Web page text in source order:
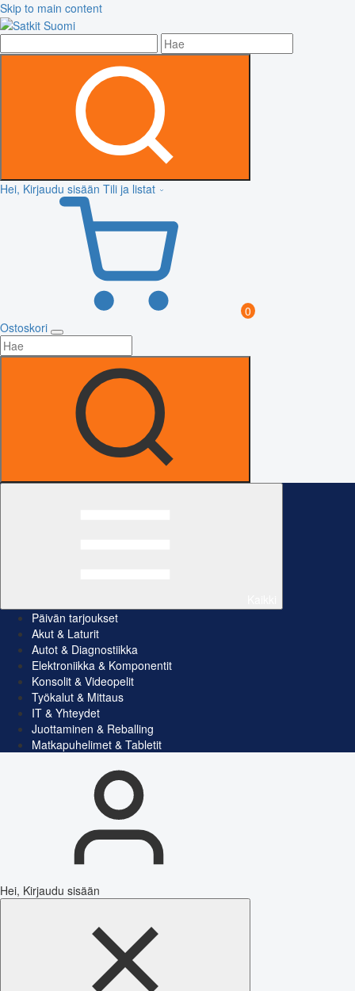
Skip to main content
Hei, Kirjaudu sisään Tili ja listat
0
Ostoskori
Päivän tarjoukset
Akut & Laturit
Autot & Diagnostiikka
Elektroniikka & Komponentit
Konsolit & Videopelit
Työkalut & Mittaus
IT & Yhteydet
Juottaminen & Reballing
Matkapuhelimet & Tabletit
Hei, Kirjaudu sisään